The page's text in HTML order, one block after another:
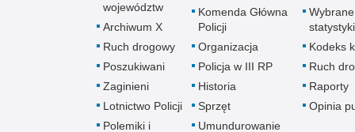
województw
Archiwum X
Ruch drogowy
Poszukiwani
Zaginieni
Lotnictwo Policji
Polemiki i
Komenda Główna
Policji
Organizacja
Policja w III RP
Historia
Sprzęt
Umundurowanie
Wybrane
statystyki
Kodeks
Ruch
Raporty
Opinia